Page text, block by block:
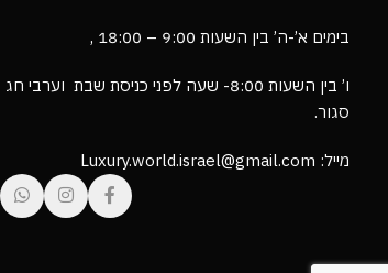
בימים א’-ה’ בין השעות 9:00 – 18:00 ,
ו’ בין השעות 8:00- שעה לפני כניסת שבת וערבי חג
סגור.
מייל: Luxury.world.israel@gmail.com